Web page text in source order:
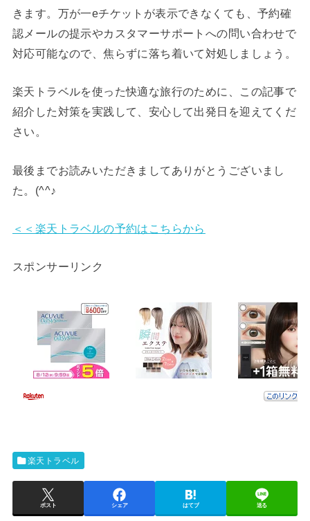
きます。万が一eチケットが表示できなくても、予約確
認メールの提示やカスタマーサポートへの問い合わせで
対応可能なので、焦らずに落ち着いて対処しましょう。
楽天トラベルを使った快適な旅行のために、この記事で
紹介した対策を実践して、安心して出発日を迎えてくだ
さい。
最後までお読みいただきましてありがとうございまし
た。(^^♪
＜＜楽天トラベルの予約はこちらから
スポンサーリンク
楽天トラベル
ポスト シェア はてブ 送る